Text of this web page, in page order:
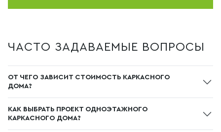
ЧАСТО ЗАДАВАЕМЫЕ ВОПРОСЫ
ОТ ЧЕГО ЗАВИСИТ СТОИМОСТЬ КАРКАСНОГО
ДОМА?
от выбранного проекта, площади, планировки,
КАК ВЫБРАТЬ ПРОЕКТ ОДНОЭТАЖНОГО
КАРКАСНОГО ДОМА?